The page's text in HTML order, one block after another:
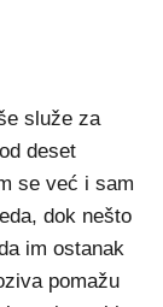
služe za
deset
se već i sam
dok nešto
im ostanak
pomažu